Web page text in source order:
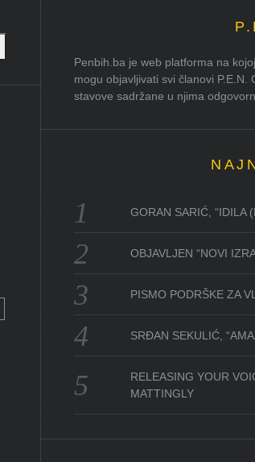
Penbih.ba je web platforma na
mogu objavljivati svi članovi
stavove sadržane u njima
GORAN SARIĆ, “IDILA
OBJAVLJEN “NOVI
PISMO PODRŠKE ZA
SRĐAN SEKULIĆ,
RELEASING YOUR
MATTINGLY